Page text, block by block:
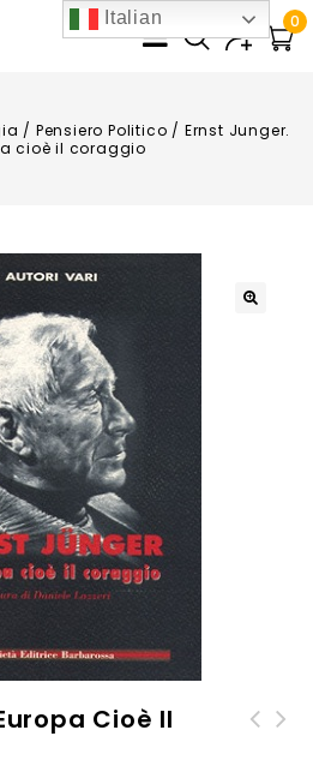
0
/ Pensiero Politico / Ernst Junger.
cioè il coraggio
Cioè Il
Italian